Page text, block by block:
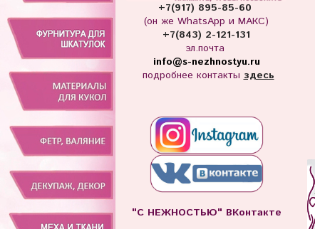
+7(917) 895-85-60
(он же WhatsApp и МАКС)
+7(843) 2-121-131
эл.почта
info@s-nezhnostyu.ru
подробнее контактыздесь
"С НЕЖНОСТЬЮ" ВКонтакте